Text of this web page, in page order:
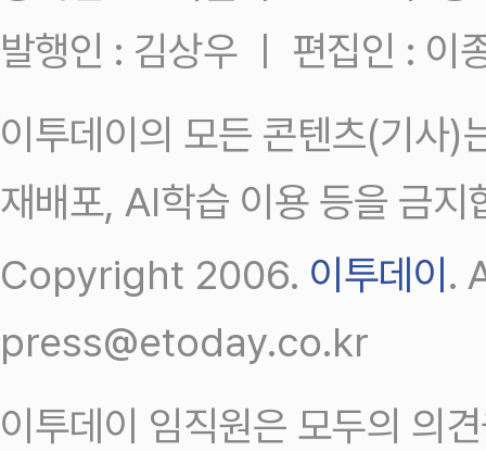
발행인 : 김상우 ㅣ 편집인 : 이
이투데이의 모든 콘텐츠(기사)
재배포, AI학습 이용 등을 금지
Copyright 2006. 이투데이.
press@etoday.co.kr
이투데이 임직원은 모두의 의